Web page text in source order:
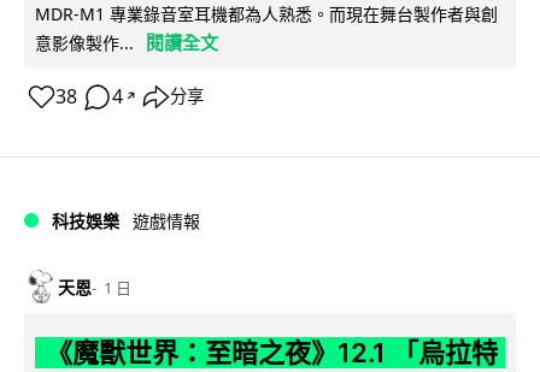
MDR-M1 專業錄音室耳機都為人熟悉。而現在舞台製作者與創
意影像製作...
閱讀全文
38 4 ↗ 分享
科技娛樂 遊戲情報
天恩 1 日
《魔獸世界：至暗之夜》12.1 「烏拉特